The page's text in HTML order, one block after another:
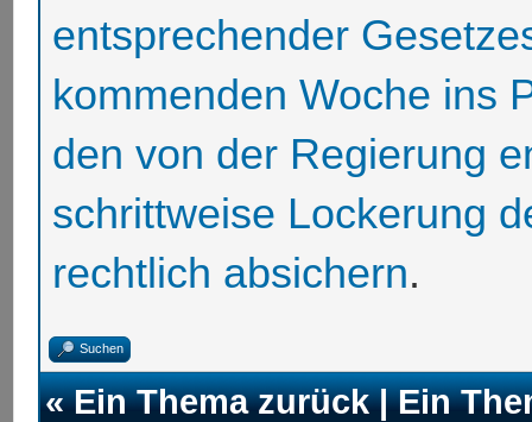
entsprechender
kommenden Woche ins
den von der Regierung
schrittweise Lockerung
rechtlich absichern.
Suchen
«Ein Thema zurück|Ein